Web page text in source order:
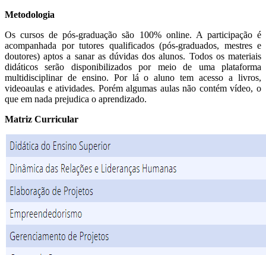
Metodologia
Os cursos de pós-graduação são 100% online. A participação é
acompanhada por tutores qualificados (pós-graduados, mestres e
doutores) aptos a sanar as dúvidas dos alunos. Todos os materiais
didáticos serão disponibilizados por meio de uma plataforma
multidisciplinar de ensino. Por lá o aluno tem acesso a livros,
videoaulas e atividades. Porém algumas aulas não contém vídeo, o
que em nada prejudica o aprendizado.
Matriz Curricular